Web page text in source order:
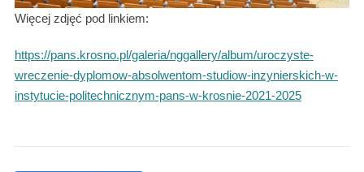
Więcej zdjęć pod linkiem:
https://pans.krosno.pl/galeria/nggallery/album/uroczyste-
wreczenie-dyplomow-absolwentom-studiow-inzynierskich-w-
instytucie-politechnicznym-pans-w-krosnie-2021-2025